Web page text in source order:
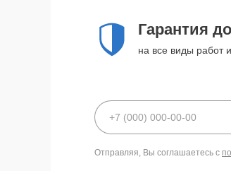
Гарантия
на все виды работ
Отправляя, Вы соглашаетесь с